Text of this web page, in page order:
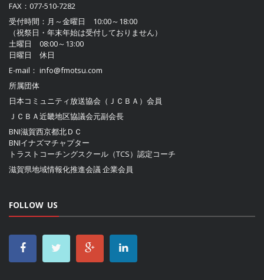
FAX：077-510-7282
受付時間：月～金曜日 10:00～18:00
（祝祭日・年末年始は受付しておりません）
土曜日 08:00～13:00
日曜日 休日
E-mail： info@fmotsu.com
所属団体
日本コミュニティ放送協会（ＪＣＢＡ） 会員
ＪＣＢＡ近畿地区協議会元副会長
BNI滋賀西京都北ＤＣ
BNIイナズマチャプター
トラストコーチングスクール（TCS）認定コーチ
滋賀県地域情報化推進会議企業会員
FOLLOW US